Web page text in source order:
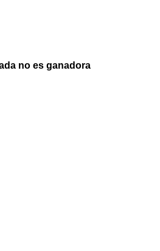
no es ganadora